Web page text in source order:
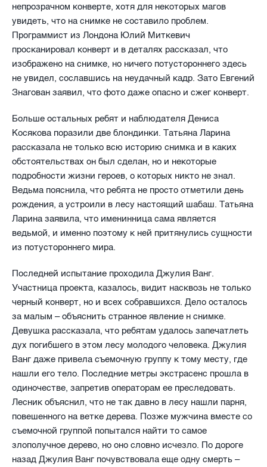
непрозрачном конверте, хотя для некоторых магов
увидеть, что на снимке не составило проблем.
Программист из Лондона Юлий Миткевич
просканировал конверт и в деталях рассказал, что
изображено на снимке, но ничего потустороннего здесь
не увидел, сославшись на неудачный кадр. Зато Евгений
Знагован заявил, что фото даже опасно и сжег конверт.
Больше остальных ребят и наблюдателя Дениса
Косякова поразили две блондинки. Татьяна Ларина
рассказала не только всю историю снимка и в каких
обстоятельствах он был сделан, но и некоторые
подробности жизни героев, о которых никто не знал.
Ведьма пояснила, что ребята не просто отметили день
рождения, а устроили в лесу настоящий шабаш. Татьяна
Ларина заявила, что именинница сама является
ведьмой, и именно поэтому к ней притянулись сущности
из потустороннего мира.
Последней испытание проходила Джулия Ванг.
Участница проекта, казалось, видит насквозь не только
черный конверт, но и всех собравшихся. Дело осталось
за малым – объяснить странное явление н снимке.
Девушка рассказала, что ребятам удалось запечатлеть
дух погибшего в этом лесу молодого человека. Джулия
Ванг даже привела съемочную группу к тому месту, где
нашли его тело. Последние метры экстрасенс прошла в
одиночестве, запретив операторам ее преследовать.
Лесник объяснил, что не так давно в лесу нашли парня,
повешенного на ветке дерева. Позже мужчина вместе со
съемочной группой попытался найти то самое
злополучное дерево, но оно словно исчезло. По дороге
назад Джулия Ванг почувствовала еще одну смерть –